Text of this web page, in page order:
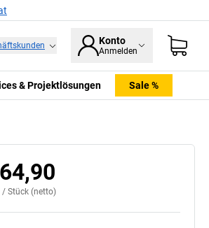
Konto
Anmelden
& Projektlösungen Sale %
/ Stück (netto)